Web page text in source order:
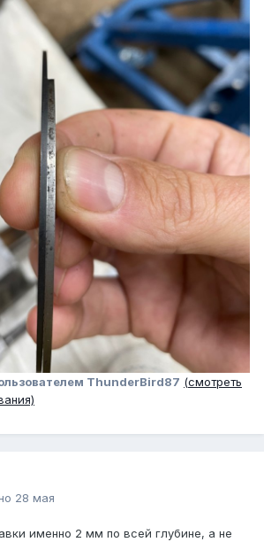
ThunderBird87 (смотреть
28 мая
именно 2 мм по всей глубине, а не